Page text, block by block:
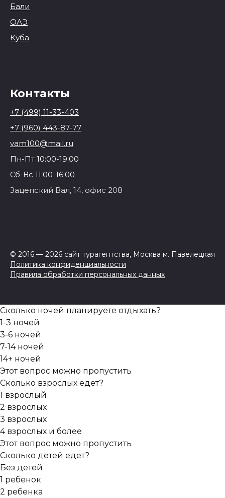
Бали
ОАЭ
Куба
Контакты
+7 (499) 11-33-403
+7 (960) 443-87-77
vam100@mail.ru
Пн-Пт 10:00-19:00
Сб-Вс 11:00-16:00
Зацепский Вал, 14, офис 208
© 2016 — 2026 сайт турагентства, Москва м. Павелецкая
Политика конфиденциальности
Правила обработки персональных данных
Сколько ночей планируете отдыхать?
1-3 ночей
3-6 ночей
7-14 ночей
14+ ночей
Этот вопрос можно пропустить
Сколько взрослых едет?
1 взрослый
2 взрослых
3 взрослых
4 взрослых и более
Этот вопрос можно пропустить
Сколько детей едет?
Без детей
1 ребенок
2 ребенка